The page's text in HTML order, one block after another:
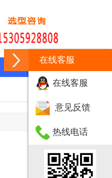
在线客服
在线客服
意见反馈
热线电话